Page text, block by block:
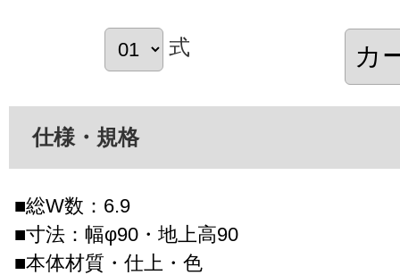
式
仕様・規格
■総W数：6.9
■寸法：幅φ90・地上高90
■本体材質・仕上・色